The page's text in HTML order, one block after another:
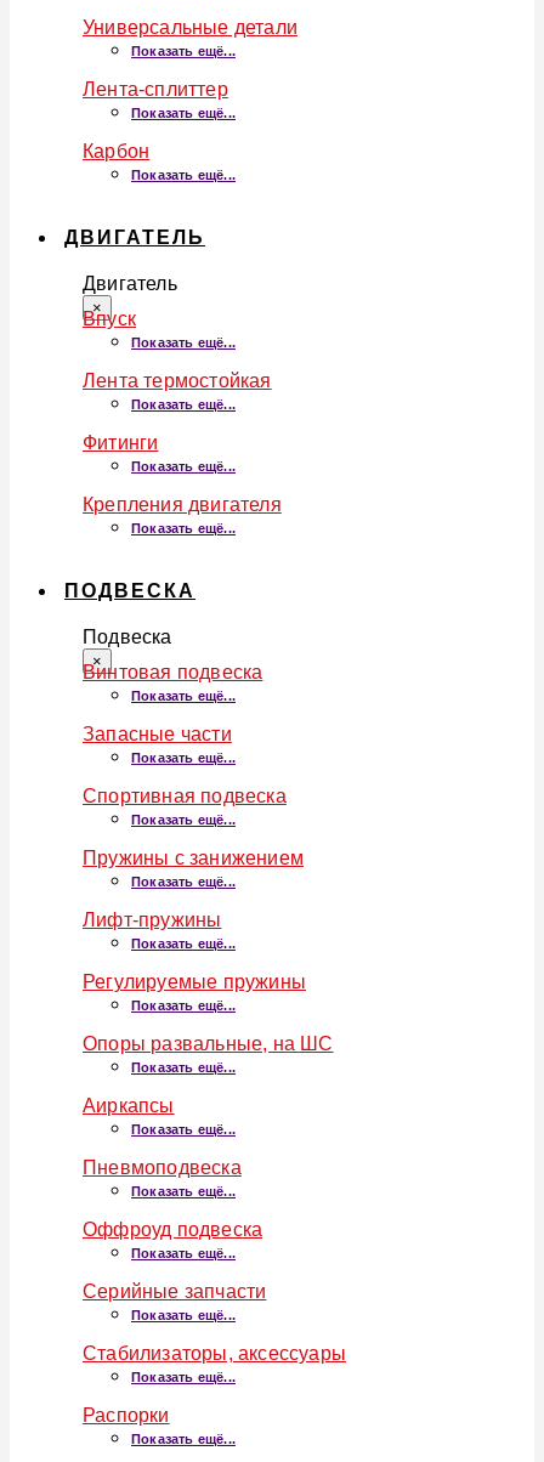
Универсальные детали
Показать ещё...
Лента-сплиттер
Показать ещё...
Карбон
Показать ещё...
ДВИГАТЕЛЬ
Двигатель
×
Впуск
Показать ещё...
Лента термостойкая
Показать ещё...
Фитинги
Показать ещё...
Крепления двигателя
Показать ещё...
ПОДВЕСКА
Подвеска
×
Винтовая подвеска
Показать ещё...
Запасные части
Показать ещё...
Спортивная подвеска
Показать ещё...
Пружины с занижением
Показать ещё...
Лифт-пружины
Показать ещё...
Регулируемые пружины
Показать ещё...
Опоры развальные, на ШС
Показать ещё...
Аиркапсы
Показать ещё...
Пневмоподвеска
Показать ещё...
Оффроуд подвеска
Показать ещё...
Серийные запчасти
Показать ещё...
Стабилизаторы, аксессуары
Показать ещё...
Распорки
Показать ещё...